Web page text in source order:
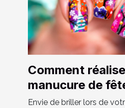
Comment
manucure de
stickers ?
Envie de briller lors de